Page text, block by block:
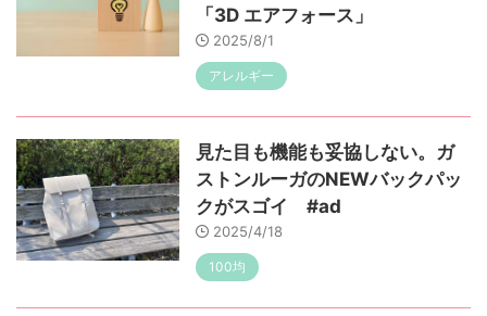
「3D エアフォース」
2025/8/1
アレルギー
見た目も機能も妥協しない。ガ
ストンルーガのNEWバックパッ
クがスゴイ #ad
2025/4/18
100均